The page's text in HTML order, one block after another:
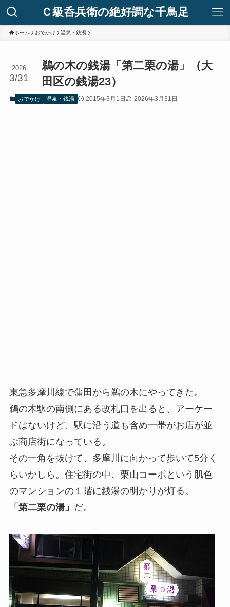
Ｃ級呑兵衛の絶好調な千鳥足
ホーム おでかけ 温泉・銭湯
鵜の木の銭湯「第二栗の湯」（大
田区の銭湯23）
2026
3/31
おでかけ 温泉・銭湯 2015年3月1日 2026年3月31日
東急多摩川線で蒲田から鵜の木にやってきた。
鵜の木駅の南側にある改札口を出ると、アーケー
ドはないけど、駅に沿う道も含め一帯がお店が並
ぶ商店街になっている。
その一角を抜けて、多摩川に向かって歩いて5分く
らいかしら。住宅街の中、栗山コーポという肌色
のマンションの１階に銭湯の明かりが灯る。
「第二栗の湯」 だ。